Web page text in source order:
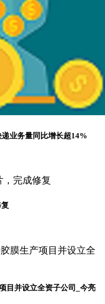
业务量同比增长超14%
目并设立全资子公司_今亮